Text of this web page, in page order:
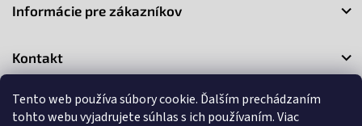
Tento web používa súbory cookie. Ďalším prechádzaním
tohto webu vyjadrujete súhlas s ich používaním. Viac
Informácie pre zákazníkov
Kontakt